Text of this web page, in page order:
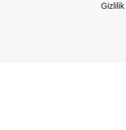
Gizlilik